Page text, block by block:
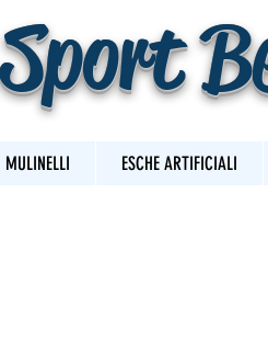
MULINELLI ESCHE ARTIFICIALI